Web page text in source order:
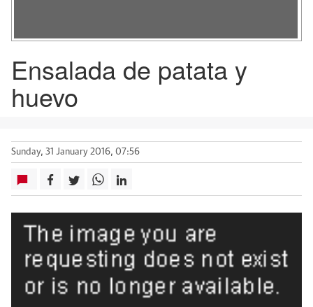
Ensalada de patata y
huevo
Sunday, 31 January 2016, 07:56